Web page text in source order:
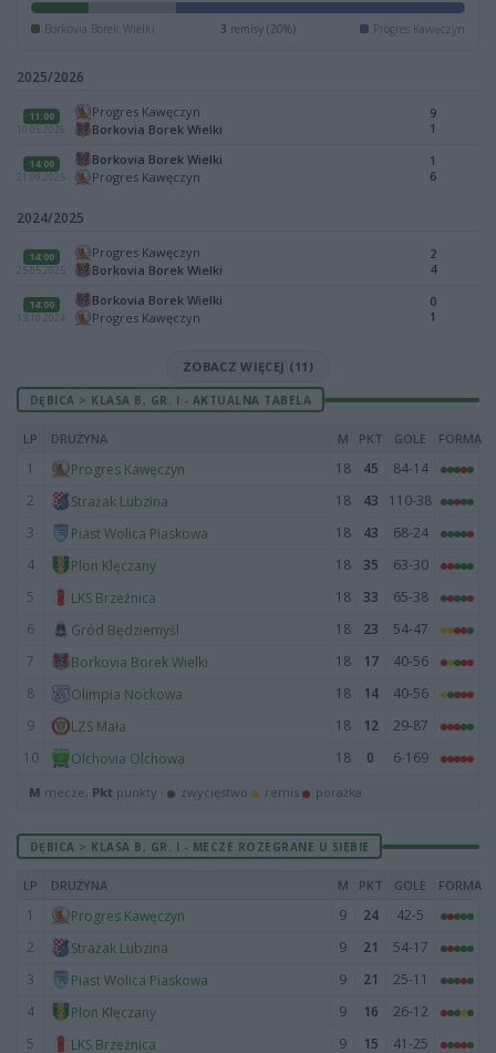
Borkovia Borek Wielki 3 remisy (20%) Progres Kawęczyn
2025/2026
11:00
10.05.2026
Progres Kawęczyn
Borkovia Borek Wielki
9
1
14:00
21.09.2025
Borkovia Borek Wielki
Progres Kawęczyn
1
6
2024/2025
14:00
25.05.2025
Progres Kawęczyn
Borkovia Borek Wielki
2
4
14:00
13.10.2024
Borkovia Borek Wielki
Progres Kawęczyn
0
1
ZOBACZ WIĘCEJ (11)
DĘBICA > KLASA B, GR. I - AKTUALNA TABELA
LP DRUŻYNA M PKT GOLE FORMA
1 Progres Kawęczyn 18 45
84-14
2
Strażak Lubzina 18 43
110-38
3
Piast Wolica Piaskowa 18 43
68-24
4
Plon Klęczany 18 35
63-30
5
LKS Brzeźnica 18 33
65-38
6
Gród Będziemyśl 18 23
54-47
7
Borkovia Borek Wielki 18 17
40-56
8
Olimpia Nockowa 18 14
40-56
9
LZS Mała 18 12
29-87
10
Olchovia Olchowa 18 0 6-169
M mecze, Pkt punkty · zwycięstwo remis porażka
DĘBICA > KLASA B, GR. I - MECZE ROZEGRANE U SIEBIE
LP DRUŻYNA M PKT GOLE FORMA
1 Progres Kawęczyn 9 24
42-5
2
Strażak Lubzina 9 21
54-17
3
Piast Wolica Piaskowa 9 21
25-11
4
Plon Klęczany 9 16
26-12
5
LKS Brzeźnica 9 15 41-25